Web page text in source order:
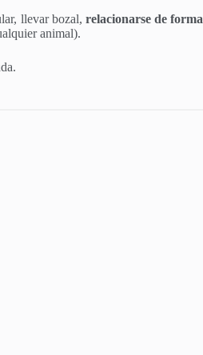
llevar bozal, relacionarse de forma
animal).